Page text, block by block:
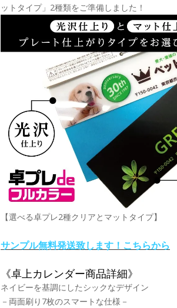
ットタイプ」2種類をご準備しました！
【選べる卓プレ2種クリアとマットタイプ】
サンプル無料発送致します！こちらから
《卓上カレンダー商品詳細》
ネイビーを基調にしたシックなデザイン
－両面刷り7枚のスマートな仕様－